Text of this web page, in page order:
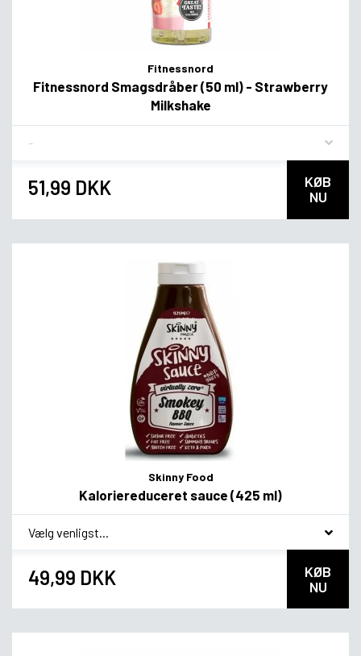
Fitnessnord
Fitnessnord Smagsdråber (50 ml) - Strawberry
Milkshake
51,99 DKK
KØB
NU
Skinny Food
Kaloriereduceret sauce (425 ml)
* Smagsvariant
49,99 DKK
KØB
NU